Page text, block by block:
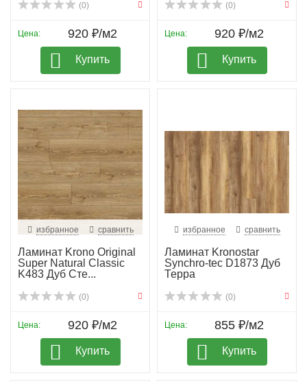
(0)
Цена: 920 ₽/м2
Купить
(0)
Цена: 920 ₽/м2
Купить
избранное сравнить
Ламинат Krono Original
Super Natural Classic
K483 Дуб Сте...
(0)
Цена: 920 ₽/м2
Купить
избранное сравнить
Ламинат Kronostar
Synchro-tec D1873 Дуб
Терра
(0)
Цена: 855 ₽/м2
Купить